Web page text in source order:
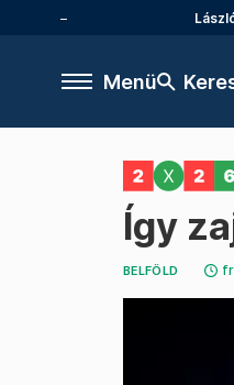
Menü
Így
BELFÖLD